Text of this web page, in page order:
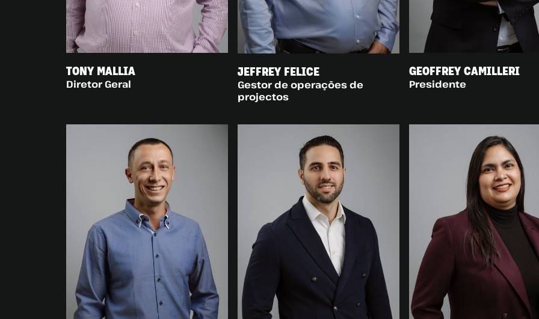
TONY MALLIA
Diretor Geral
JEFFREY FELICE
Gestor de operações de
projectos
GEOFFREY CAMILLERI
Presidente